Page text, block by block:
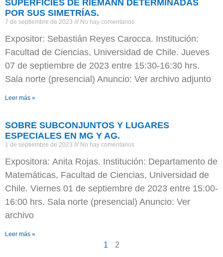
SUPERFICIES DE RIEMANN DETERMINADAS
POR SUS SIMETRÍAS.
7 de septiembre de 2023 No hay comentarios
Expositor: Sebastián Reyes Carocca. Institución:
Facultad de Ciencias, Universidad de Chile. Jueves
07 de septiembre de 2023 entre 15:30-16:30 hrs.
Sala norte (presencial) Anuncio: Ver archivo adjunto
Leer más »
SOBRE SUBCONJUNTOS Y LUGARES
ESPECIALES EN MG Y AG.
1 de septiembre de 2023 No hay comentarios
Expositora: Anita Rojas. Institución: Departamento de
Matemáticas, Facultad de Ciencias, Universidad de
Chile. Viernes 01 de septiembre de 2023 entre 15:00-
16:00 hrs. Sala norte (presencial) Anuncio: Ver
archivo
Leer más »
1 2